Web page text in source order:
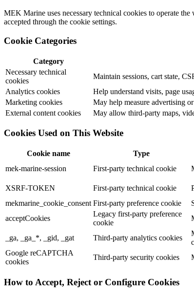
MEK Marine uses necessary technical cookies to operate
accepted through the cookie settings.
Cookie Categories
Category
Necessary technical
cookies
Maintain sessions, cart state,
Analytics cookies
Help understand visits, page
Marketing cookies
May help measure advertising
External content cookies
May allow third-party maps,
Cookies Used on This Website
Cookie name Type
mek-marine-session
First-party technical cookie
XSRF-TOKEN
First-party technical cookie
mekmarine_cookie_consent First-party preference cookie
acceptCookies
Legacy first-party preference
cookie
_ga, _ga_*, _gid, _gat Third-party analytics cookies
Google reCAPTCHA
cookies
Third-party security cookies
How to Accept, Reject or Configure Cookies